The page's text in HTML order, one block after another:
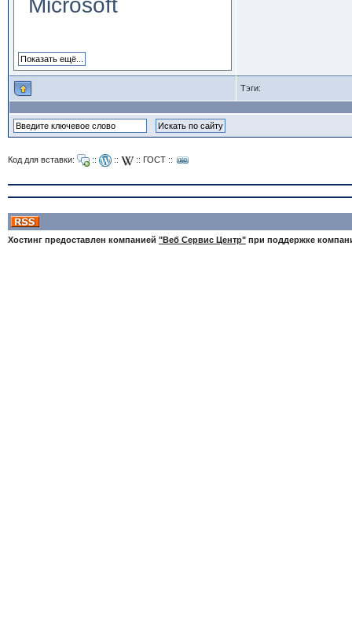
Тэги:
Код для вставки: :: :: :: ГОСТ::
Хостинг предоставлен компанией "Веб Сервис Центр"при поддержке